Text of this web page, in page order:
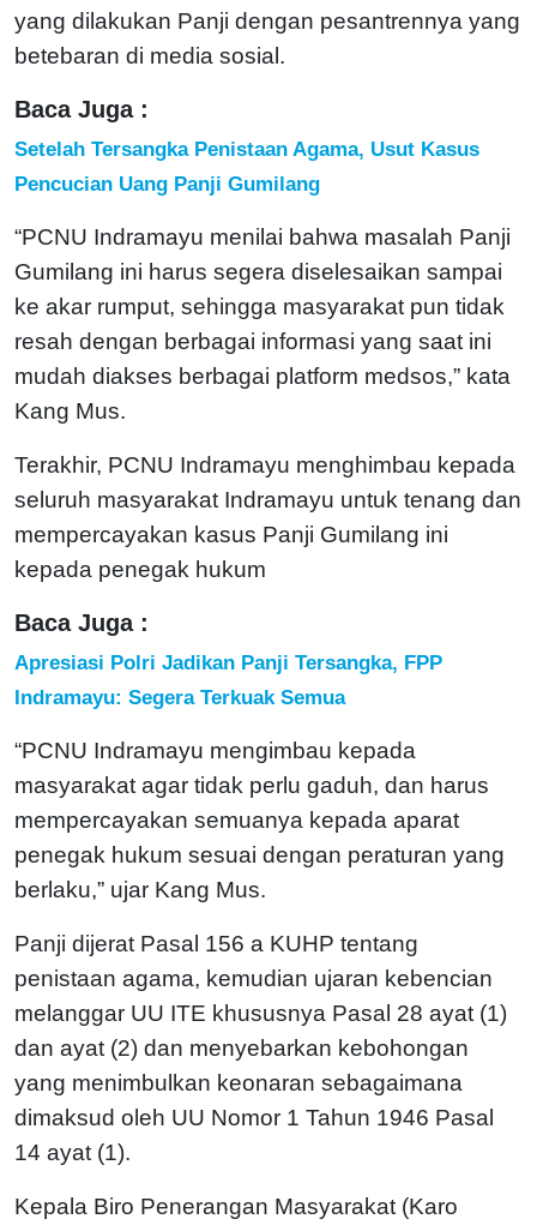
yang dilakukan Panji dengan pesantrennya yang
betebaran di media sosial.
Baca Juga :
Setelah Tersangka Penistaan Agama, Usut Kasus
Pencucian Uang Panji Gumilang
“PCNU Indramayu menilai bahwa masalah Panji
Gumilang ini harus segera diselesaikan sampai
ke akar rumput, sehingga masyarakat pun tidak
resah dengan berbagai informasi yang saat ini
mudah diakses berbagai platform medsos,” kata
Kang Mus.
Terakhir, PCNU Indramayu menghimbau kepada
seluruh masyarakat Indramayu untuk tenang dan
mempercayakan kasus Panji Gumilang ini
kepada penegak hukum
Baca Juga :
Apresiasi Polri Jadikan Panji Tersangka, FPP
Indramayu: Segera Terkuak Semua
“PCNU Indramayu mengimbau kepada
masyarakat agar tidak perlu gaduh, dan harus
mempercayakan semuanya kepada aparat
penegak hukum sesuai dengan peraturan yang
berlaku,” ujar Kang Mus.
Panji dijerat Pasal 156 a KUHP tentang
penistaan agama, kemudian ujaran kebencian
melanggar UU ITE khususnya Pasal 28 ayat (1)
dan ayat (2) dan menyebarkan kebohongan
yang menimbulkan keonaran sebagaimana
dimaksud oleh UU Nomor 1 Tahun 1946 Pasal
14 ayat (1).
Kepala Biro Penerangan Masyarakat (Karo